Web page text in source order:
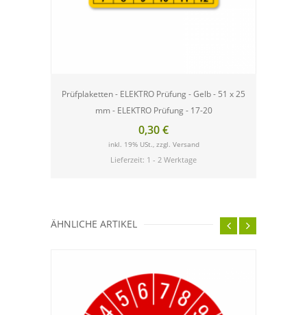
Prüfplaketten - ELEKTRO Prüfung - Gelb - 51 x 25
mm - ELEKTRO Prüfung - 17-20
0,30 €
inkl. 19% USt., zzgl. Versand
Lieferzeit: 1 - 2 Werktage
ÄHNLICHE ARTIKEL